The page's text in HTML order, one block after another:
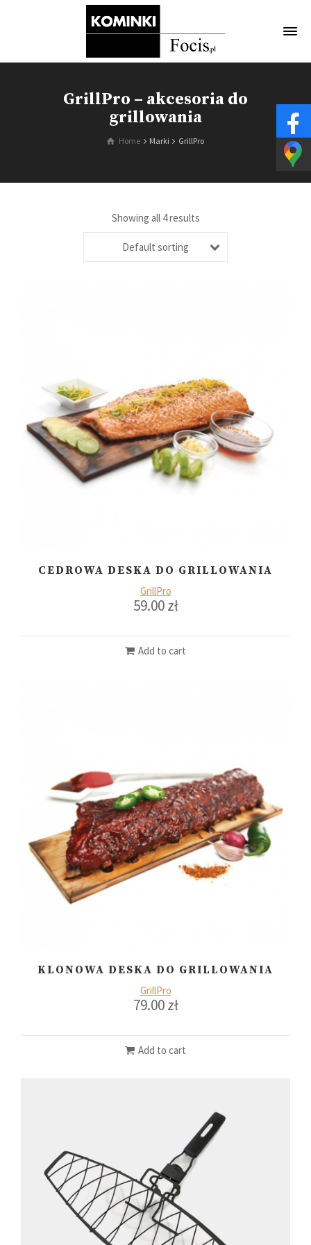
GrillPro – akcesoria do
grillowania
Home Marki GrillPro
Showing all 4 results
Default sorting
CEDROWA DESKA DO GRILLOWANIA
GrillPro
59.00zł
Add to cart
KLONOWA DESKA DO GRILLOWANIA
GrillPro
79.00zł
Add to cart